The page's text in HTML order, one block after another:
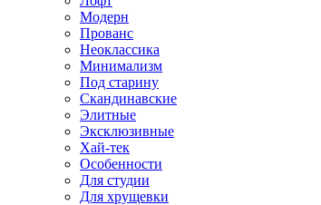
Модерн
Прованс
Неоклассика
Минимализм
Под старину
Скандинавские
Элитные
Эксклюзивные
Хай-тек
Особенности
Для студии
Для хрущевки